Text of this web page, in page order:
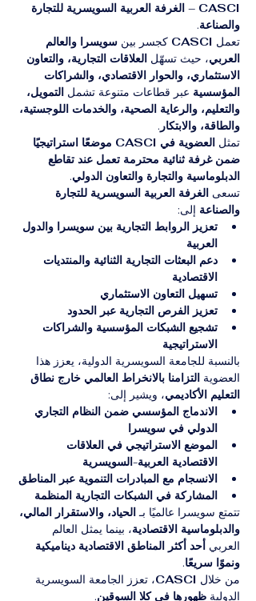
CASCI – الغرفة العربية السويسرية للتجارة
والصناعة.
تعمل CASCI كجسر بين سويسرا والعالم
العربي، حيث تسهّل العلاقات التجارية، والتعاون
الاستثماري، والحوار الاقتصادي، والشراكات
المؤسسية عبر قطاعات متنوعة تشمل التمويل،
والتعليم، والرعاية الصحية، والخدمات اللوجستية،
والطاقة، والابتكار .
تمثل العضوية في CASCI
موضعًا استراتيجيًا
ضمن غرفة ثنائية محترمة تعمل عند تقاطع
الدبلوماسية والتجارة والتعاون الدولي.
تسعى الغرفة العربية السويسرية للتجارة
والصناعة إلى:
تعزيز الروابط التجارية بين سويسرا والدول
العربية
دعم البعثات التجارية الثنائية والمنتديات
الاقتصادية
تسهيل التعاون الاستثماري
تعزيز الفرص التجارية عبر الحدود
تشجيع الشبكات المؤسسية والشراكات
الاستراتيجية
بالنسبة للجامعة السويسرية الدولية، يعزز هذا
العضوية التزامنا بالانخراط العالمي خارج نطاق
التعليم الأكاديمي، ويشير إلى:
الاندماج المؤسسي ضمن النظام التجاري
الدولي في سويسرا
الموضع الاستراتيجي في العلاقات
الاقتصادية العربية-السويسرية
الانسجام مع المبادرات التنموية عبر المناطق
المشاركة في الشبكات التجارية المنظمة
تتمتع سويسرا عالميًا بـ الحياد، والاستقرار المالي،
والدبلوماسية الاقتصادية، بينما يمثل العالم
العربي أحد أكثر المناطق الاقتصادية ديناميكية
ونموًا سريعًا.
من خلال CASCI، تعزز الجامعة السويسرية
الدولية ظهورها في كلا السوقين.